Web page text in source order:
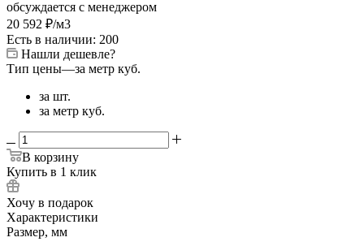
обсуждается с менеджером
20 592 ₽/м3
Есть в наличии: 200
Нашли дешевле?
Тип цены—за метр куб.
за шт.
за метр куб.
В корзину
Купить в 1 клик
Хочу в подарок
Характеристики
Размер, мм